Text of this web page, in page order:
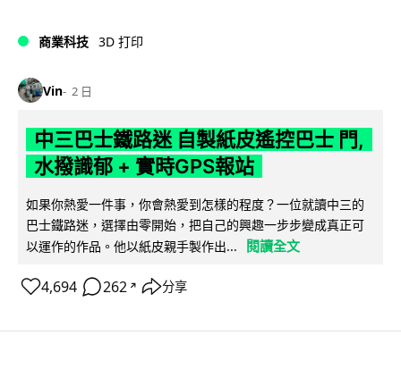
商業科技 3D 打印
Vin 2 日
中三巴士鐵路迷 自製紙皮遙控巴士 門,
水撥識郁 + 實時GPS報站
如果你熱愛一件事，你會熱愛到怎樣的程度？一位就讀中三的
巴士鐵路迷，選擇由零開始，把自己的興趣一步步變成真正可
以運作的作品。他以紙皮親手製作出...
閱讀全文
4,694 262 ↗ 分享